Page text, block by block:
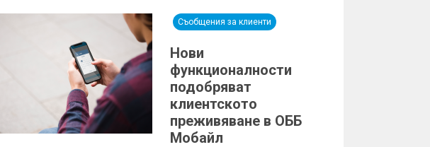
Съобщения за клиенти
Нови
функционалности
подобряват
клиентското
преживяване в ОББ
Мобайл